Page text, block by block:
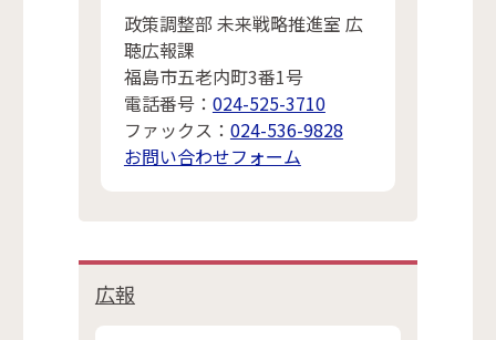
政策調整部 未来戦略推進室 広
聴広報課
福島市五老内町3番1号
電話番号： 024-525-3710
ファックス： 024-536-9828
お問い合わせフォーム
広報